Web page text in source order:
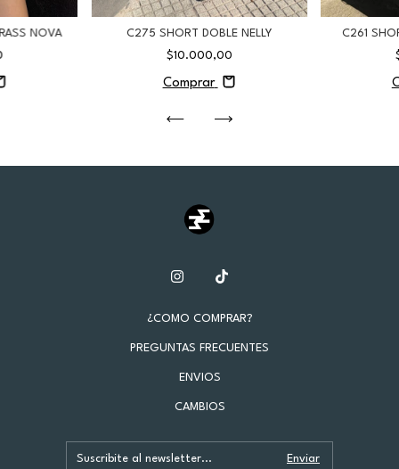
NOVA
C275 SHORT DOBLE NELLY
$10.000,00
Comprar
C261
¿COMO COMPRAR?
PREGUNTAS FRECUENTES
ENVIOS
CAMBIOS